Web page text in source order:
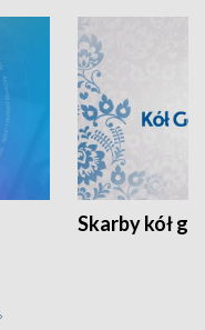
Skarby kół